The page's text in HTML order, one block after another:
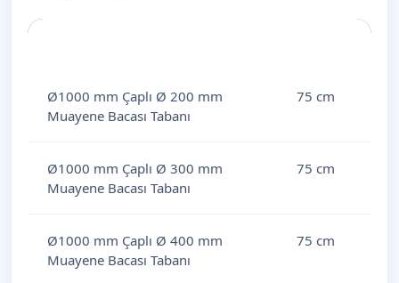
Ø1000 mm Çaplı Ø 200 mm
Muayene Bacası Tabanı
75 cm
Ø1000 mm Çaplı Ø 300 mm
Muayene Bacası Tabanı
75 cm
Ø1000 mm Çaplı Ø 400 mm
Muayene Bacası Tabanı
75 cm